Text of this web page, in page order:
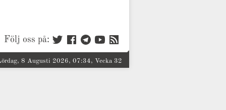
Följ oss på:
8 Augusti 2026, 07:34, Vecka 32